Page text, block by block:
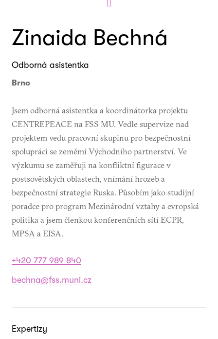
Zinaida Bechná
Odborná asistentka
Brno
Jsem odborná asistentka a koordinátorka projektu
CENTREPEACE na FSS MU. Vedle supervize nad
projektem vedu pracovní skupinu pro bezpečnostní
spolupráci se zeměmi Východního partnerství. Ve
výzkumu se zaměřuji na konfliktní figurace v
postsovětských oblastech, vnímání hrozeb a
bezpečnostní strategie Ruska. Působím jako studijní
poradce pro program Mezinárodní vztahy a evropská
politika a jsem členkou konferenčních sítí ECPR,
MPSA a EISA.
+420 777 989 840
bechna@fss.muni.cz
Expertizy